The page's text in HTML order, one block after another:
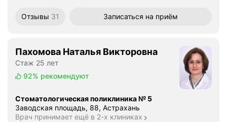
Отзывы 31 Записаться на приём
Пахомова Наталья Викторовна
Стаж 25 лет
92% рекомендуют
Стоматологическая поликлиника № 5
Заводская площадь, 88, Астрахань
Врач принимает ещё в 2-х клиниках